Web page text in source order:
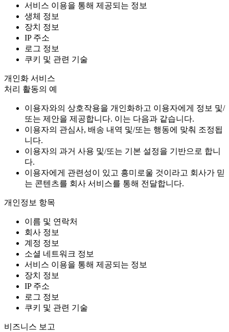
서비스 이용을 통해 제공되는 정보
생체 정보
장치 정보
IP 주소
로그 정보
쿠키 및 관련 기술
개인화 서비스
처리 활동의 예
이용자와의 상호작용을 개인화하고 이용자에게 정보 및/
또는 제안을 제공합니다. 이는 다음과 같습니다.
이용자의 관심사, 배송 내역 및/또는 행동에 맞춰 조정됩
니다.
이용자의 과거 사용 및/또는 기본 설정을 기반으로 합니
다.
이용자에게 관련성이 있고 흥미로울 것이라고 회사가 믿
는 콘텐츠를 회사 서비스를 통해 전달합니다.
개인정보 항목
이름 및 연락처
회사 정보
계정 정보
소셜 네트워크 정보
서비스 이용을 통해 제공되는 정보
장치 정보
IP 주소
로그 정보
쿠키 및 관련 기술
비즈니스 보고